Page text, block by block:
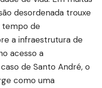
desordenada trouxe
tempo de
a infraestrutura de
acesso a
de Santo André, o
como uma